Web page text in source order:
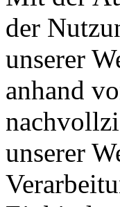
der
unserer
anhand
unserer